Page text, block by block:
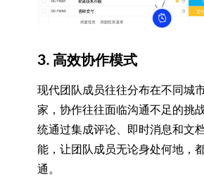
3. 高效协作模式
现代团队成员往往分布在不同城
家，协作往往面临沟通不足的挑
统通过集成评论、即时消息和文
能，让团队成员无论身处何地，
通。